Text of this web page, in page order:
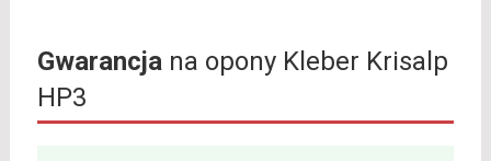
Gwarancjana opony Kleber Krisalp
HP3